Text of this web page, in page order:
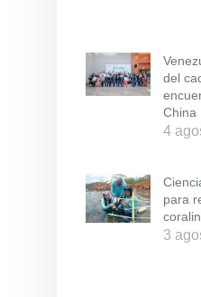
del
China
4
para
3